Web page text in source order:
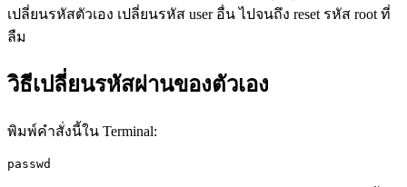
เปลี่ยนรหัสตัวเอง เปลี่ยนรหัส user อื่น ไปจนถึง reset รหัส root ที่
ลืม
วิธีเปลี่ยนรหัสผ่านของตัวเอง
พิมพ์คำสั่งนี้ใน Terminal:
passwd